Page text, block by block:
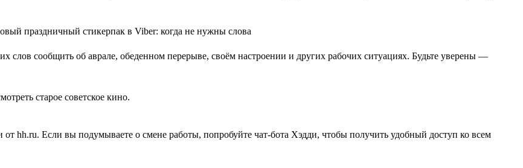
слов сообщить об аврале, обеденном перерыве, своём настроении и других рабочих ситуациях. Будьте уверены —
старое советское кино.
от hh.ru. Если вы подумываете о смене работы, попробуйте чат-бота Хэдди, чтобы получить удобный доступ ко всем